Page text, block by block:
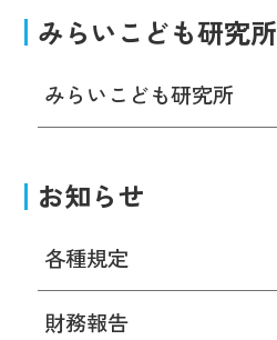
みらいこども研究所
みらいこども研究所
お知らせ
各種規定
財務報告